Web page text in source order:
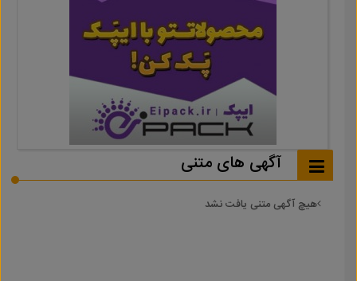
آگهی های متنی
هیچ آگهی متنی یافت نشد